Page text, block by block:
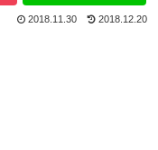
2018.11.30 2018.12.20